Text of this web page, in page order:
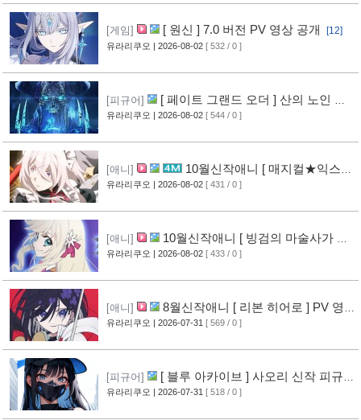
[게임] [ 원신 ] 7.0 버전 PV 영상 공개 [12]
유라리쿠오 | 2026-08-02 [ 532 / 0 ]
[피규어]
[ 페이트 그랜드 오더 ] 산의 노인 신
작 피규어 공개 [16]
유라리쿠오 | 2026-08-02 [ 544 / 0 ]
[애니]
10월신작애니 [ 매지컬★익스플
로러 ] PV 영상 공개 [11]
유라리쿠오 | 2026-08-02 [ 431 / 0 ]
[애니]
10월신작애니 [ 빙검의 마술사가 세
계를 다스린다 ] 2기 PV 영상 공개
유라리쿠오 | 2026-08-02 [ 433 / 0 ]
[애니]
8월신작애니 [ 리본 히어로 ] PV 영
상 공개
[11]
유라리쿠오 | 2026-07-31 [ 569 / 0 ]
[피규어]
[ 블루 아카이브 ] 사오리 신작 피규어
공개 [10]
유라리쿠오 | 2026-07-31 [ 518 / 0 ]